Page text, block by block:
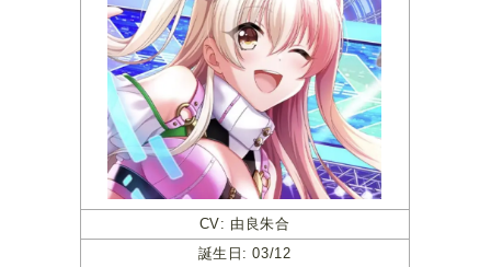
CV: 由良朱合
誕生日: 03/12